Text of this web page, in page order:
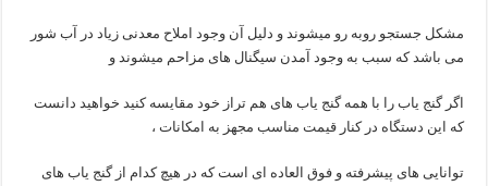
مشکل جستجو روبه رو میشوند و دلیل آن وجود املاح معدنی زیاد در آب شور
می باشد که سبب به وجود آمدن سیگنال های مزاحم میشوند و
اگر گنج یاب را با همه گنج یاب های هم تراز خود مقایسه کنید خواهید دانست
که این دستگاه در کنار قیمت مناسب مجهز به امکانات ،
توانایی های پیشرفته و فوق العاده ای است که در هیچ کدام از گنج یاب های